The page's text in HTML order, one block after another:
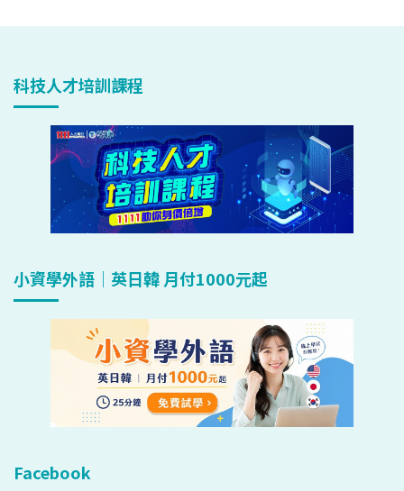
科技人才培訓課程
小資學外語｜英日韓 月付1000元起
Facebook